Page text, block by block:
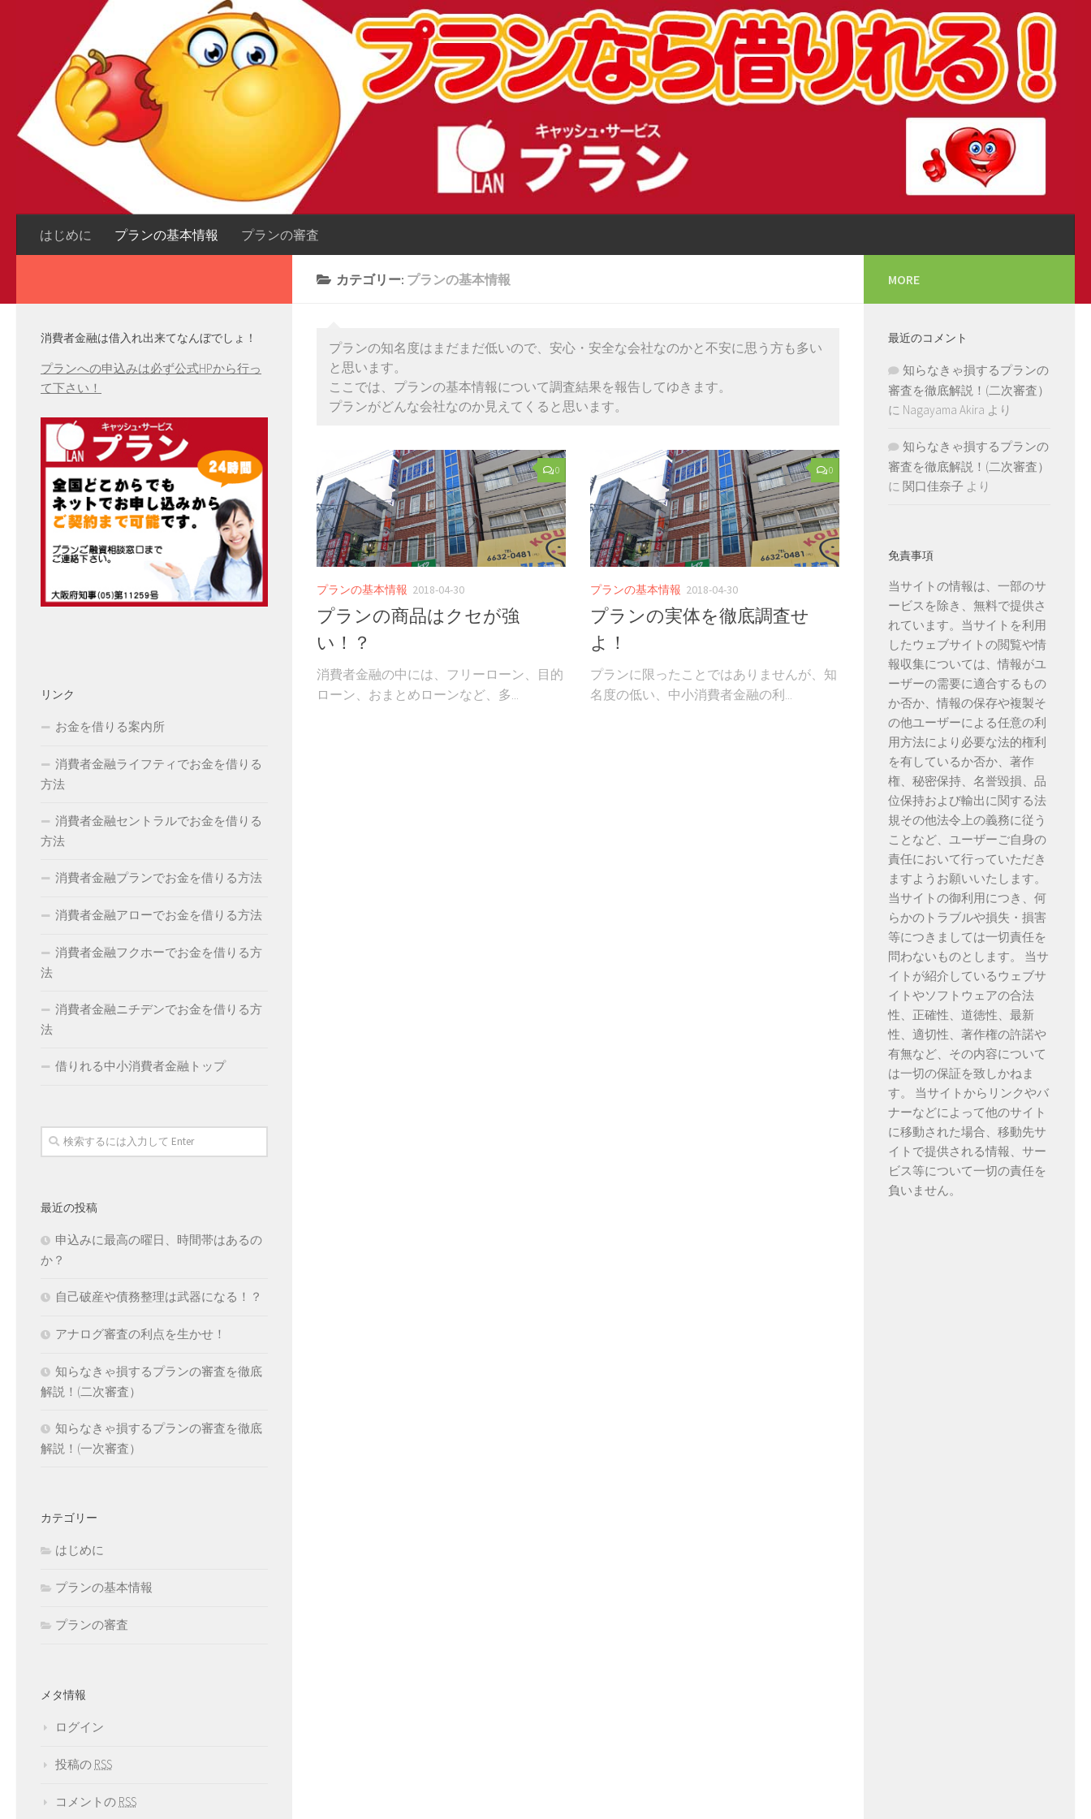
はじめに プランの基本情報 プランの審査
カテゴリー: プランの基本情報
プランの知名度はまだまだ低いので、安心・安全な会社なのかと不安に思う方も多い
と思います。
ここでは、プランの基本情報について調査結果を報告してゆきます。
プランがどんな会社なのか見えてくると思います。
0
プランの基本情報 2018-04-30
プランの商品はクセが強
い！？
消費者金融の中には、フリーローン、目的
ローン、おまとめローンなど、多...
0
プランの基本情報 2018-04-30
プランの実体を徹底調査せ
よ！
プランに限ったことではありませんが、知
名度の低い、中小消費者金融の利...
消費者金融は借入れ出来てなんぼでしょ！
プランへの申込みは必ず公式HPから行っ
て下さい！
リンク
お金を借りる案内所
消費者金融ライフティでお金を借りる
方法
消費者金融セントラルでお金を借りる
方法
消費者金融プランでお金を借りる方法
消費者金融アローでお金を借りる方法
消費者金融フクホーでお金を借りる方
法
消費者金融ニチデンでお金を借りる方
法
借りれる中小消費者金融トップ
最近の投稿
申込みに最高の曜日、時間帯はあるの
か？
自己破産や債務整理は武器になる！？
アナログ審査の利点を生かせ！
知らなきゃ損するプランの審査を徹底
解説！(二次審査）
知らなきゃ損するプランの審査を徹底
解説！(一次審査）
カテゴリー
はじめに
プランの基本情報
プランの審査
メタ情報
ログイン
投稿の RSS
コメントの RSS
MORE
最近のコメント
知らなきゃ損するプランの
審査を徹底解説！(二次審査）
に Nagayama Akira より
知らなきゃ損するプランの
審査を徹底解説！(二次審査）
に 関口佳奈子 より
免責事項
当サイトの情報は、一部のサ
ービスを除き、無料で提供さ
れています。当サイトを利用
したウェブサイトの閲覧や情
報収集については、情報がユ
ーザーの需要に適合するもの
か否か、情報の保存や複製そ
の他ユーザーによる任意の利
用方法により必要な法的権利
を有しているか否か、著作
権、秘密保持、名誉毀損、品
位保持および輸出に関する法
規その他法令上の義務に従う
ことなど、ユーザーご自身の
責任において行っていただき
ますようお願いいたします。
当サイトの御利用につき、何
らかのトラブルや損失・損害
等につきましては一切責任を
問わないものとします。 当サ
イトが紹介しているウェブサ
イトやソフトウェアの合法
性、正確性、道徳性、最新
性、適切性、著作権の許諾や
有無など、その内容について
は一切の保証を致しかねま
す。 当サイトからリンクやバ
ナーなどによって他のサイト
に移動された場合、移動先サ
イトで提供される情報、サー
ビス等について一切の責任を
負いません。